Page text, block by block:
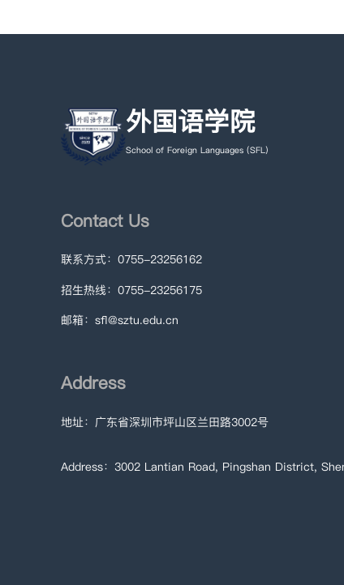
外国语学院
School of Foreign Languages (SFL)
Contact Us
联系方式：0755-23256162
招生热线：0755-23256175
邮箱：sfl@sztu.edu.cn
Address
地址：广东省深圳市坪山区兰田路3002号
Address：3002 Lantian Road, Pingshan District,